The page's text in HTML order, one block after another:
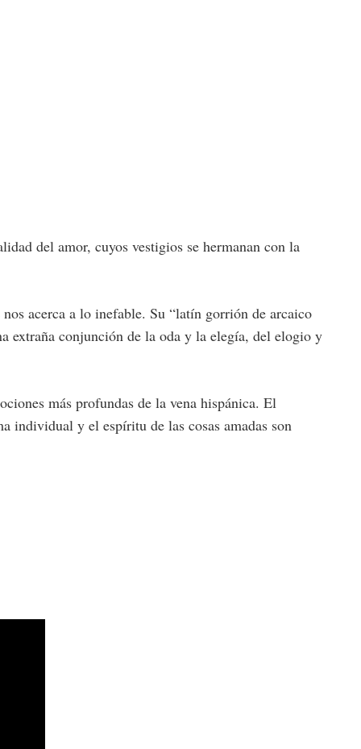
del amor, cuyos vestigios se hermanan con la
acerca a lo inefable. Su “latín gorrión de arcaico
extraña conjunción de la oda y la elegía, del elogio y
más profundas de la vena hispánica. El
individual y el espíritu de las cosas amadas son